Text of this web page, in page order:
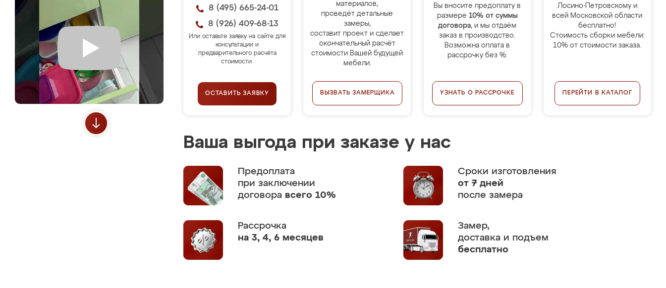
8 (495) 665-24-01
8 (926) 409-68-13
Или оставьте заявку на сайте для
консультации и
предварительного расчёта
стоимости.
ОСТАВИТЬ ЗАЯВКУ
материалов,
проведёт детальные
замеры,
составит проект и сделает
окончательный расчёт
стоимости Вашей будущей
мебели.
ВЫЗВАТЬ ЗАМЕРЩИКА
Вы вносите предоплату в
размере 10% от суммы
договора, и мы отдаём
заказ в производство.
Возможна оплата в
рассрочку без %.
УЗНАТЬ О РАССРОЧКЕ
Лосино-Петровскому и
всей Московской области
бесплатно!
Стоимость сборки мебели:
10% от стоимости заказа.
ПЕРЕЙТИ В КАТАЛОГ
Ваша выгода при заказе у нас
Предоплата
при заключении
договора всего 10%
Сроки изготовления
от 7 дней
после замера
Рассрочка
на 3, 4, 6 месяцев
Замер,
доставка и подъем
бесплатно